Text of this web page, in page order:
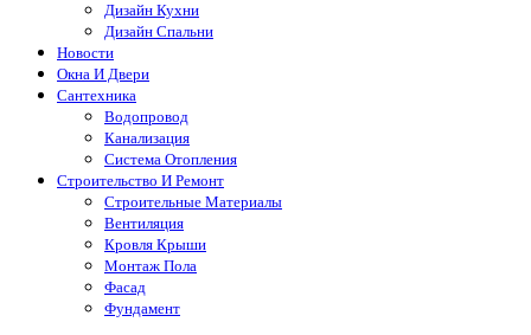
Дизайн Кухни
Дизайн Спальни
Новости
Окна И Двери
Сантехника
Водопровод
Канализация
Система Отопления
Строительство И Ремонт
Строительные Материалы
Вентиляция
Кровля Крыши
Монтаж Пола
Фасад
Фундамент